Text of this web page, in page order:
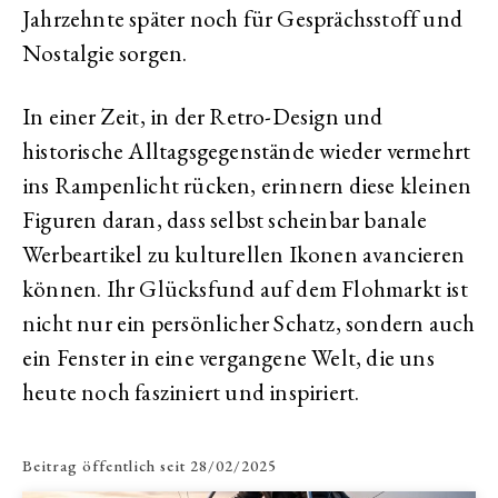
Jahrzehnte später noch für Gesprächsstoff und
Nostalgie sorgen.
In einer Zeit, in der Retro-Design und
historische Alltagsgegenstände wieder vermehrt
ins Rampenlicht rücken, erinnern diese kleinen
Figuren daran, dass selbst scheinbar banale
Werbeartikel zu kulturellen Ikonen avancieren
können. Ihr Glücksfund auf dem Flohmarkt ist
nicht nur ein persönlicher Schatz, sondern auch
ein Fenster in eine vergangene Welt, die uns
heute noch fasziniert und inspiriert.
Beitrag öffentlich seit 28/02/2025